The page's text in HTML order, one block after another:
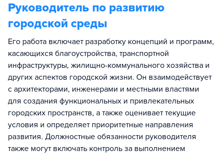
Руководитель по развитию
городской среды
Его работа включает разработку концепций и программ,
касающихся благоустройства, транспортной
инфраструктуры, жилищно-коммунального хозяйства и
других аспектов городской жизни. Он взаимодействует
с архитекторами, инженерами и местными властями
для создания функциональных и привлекательных
городских пространств, а также оценивает текущие
условия и определяет приоритетные направления
развития. Должностные обязанности руководителя
также могут включать контроль за выполнением